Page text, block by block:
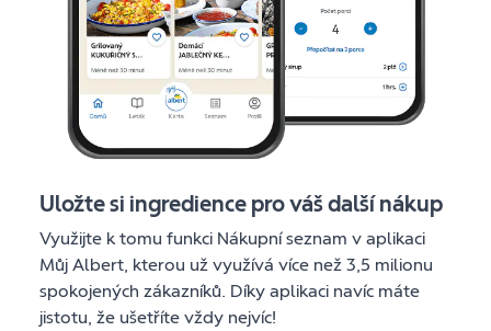
Uložte si ingredience pro váš další nákup
Využijte k tomu funkci Nákupní seznam v aplikaci
Můj Albert, kterou už využívá více než 3,5 milionu
spokojených zákazníků. Díky aplikaci navíc máte
jistotu, že ušetříte vždy nejvíc!